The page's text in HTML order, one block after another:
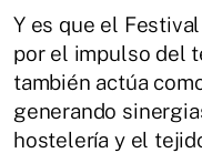
Y es que el
por el impulso del
también actúa
generando
hostelería y el